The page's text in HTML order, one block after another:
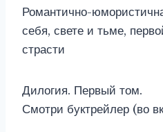
Романтично-
себя, свете и тьме,
страсти
Дилогия. Первый том.
Смотри буктрейлер (во